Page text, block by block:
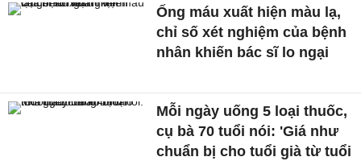
Ống máu xuất hiện màu lạ,
chỉ số xét nghiệm của bệnh
nhân khiến bác sĩ lo ngại
Mỗi ngày uống 5 loại thuốc,
cụ bà 70 tuổi nói: 'Giá như
chuẩn bị cho tuổi già từ tuổi